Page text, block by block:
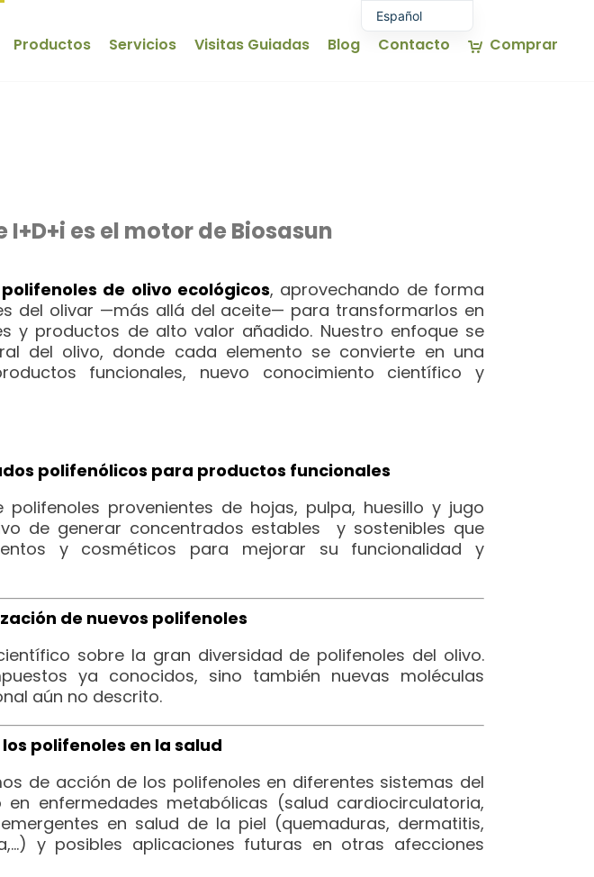
Productos Servicios Visitas Guiadas Blog Contacto Comprar
I+D+i es el motor de Biosasun
polifenoles de olivo ecológicos, aprovechando de forma
del olivar —más allá del aceite— para transformarlos en
y productos de alto valor añadido. Nuestro enfoque se
del olivo, donde cada elemento se convierte en una
funcionales, nuevo conocimiento científico y
polifenólicos para productos funcionales
provenientes de hojas, pulpa, huesillo y jugo
de generar concentrados estables y sostenibles que
y cosméticos para mejorar su funcionalidad y
de nuevos polifenoles
sobre la gran diversidad de polifenoles del olivo.
ya conocidos, sino también nuevas moléculas
aún no descrito.
polifenoles en la salud
de acción de los polifenoles en diferentes sistemas del
enfermedades metabólicas (salud cardiocirculatoria,
en salud de la piel (quemaduras, dermatitis,
y posibles aplicaciones futuras en otras afecciones
Español
Euskara